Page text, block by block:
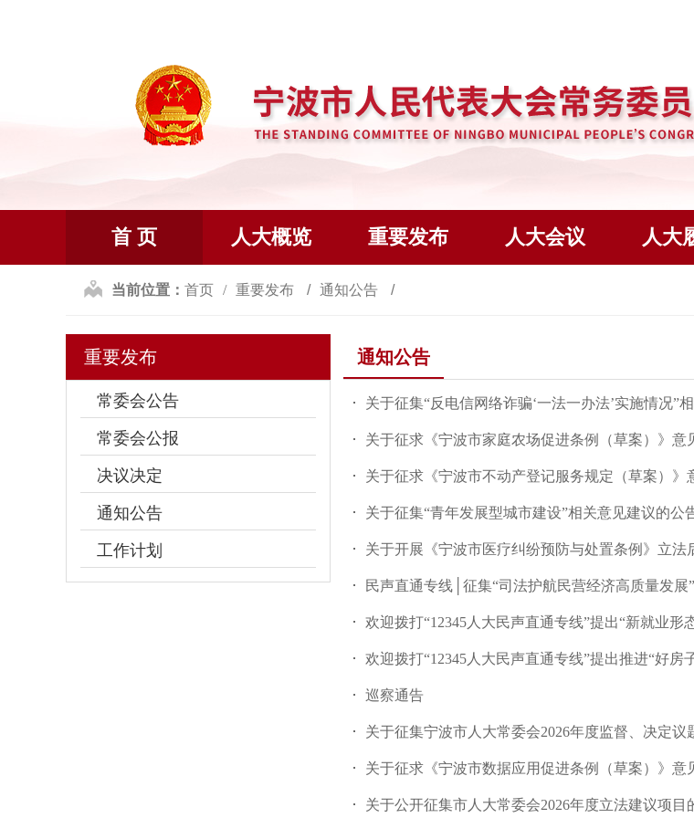
首 页 人大概览 重要发布 人大会议 人大
当前位置： 首页 重要发布 通知公告
重要发布
常委会公告
常委会公报
决议决定
通知公告
工作计划
通知公告
关于征集“反电信网络诈骗‘一法一办法’实施情况”
关于征求《宁波市家庭农场促进条例（草案）》意
关于征求《宁波市不动产登记服务规定（草案）》
关于征集“青年发展型城市建设”相关意见建议的公
关于开展《宁波市医疗纠纷预防与处置条例》立法
民声直通专线│征集“司法护航民营经济高质量发展
欢迎拨打“12345人大民声直通专线”提出“新就业形
欢迎拨打“12345人大民声直通专线”提出推进“好房
巡察通告
关于征集宁波市人大常委会2026年度监督、决定议
关于征求《宁波市数据应用促进条例（草案）》意
关于公开征集市人大常委会2026年度立法建议项目